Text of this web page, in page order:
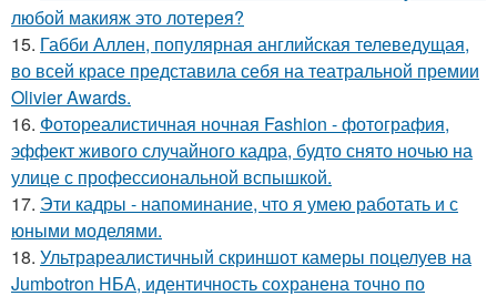
любой макияж это лотерея?
15. Габби Аллен, популярная английская телеведущая,
во всей красе представила себя на театральной премии
Olivier Awards.
16. Фотореалистичная ночная Fashion - фотография,
эффект живого случайного кадра, будто снято ночью на
улице с профессиональной вспышкой.
17. Эти кадры - напоминание, что я умею работать и с
юными моделями.
18. Ультрареалистичный скриншот камеры поцелуев на
Jumbotron НБА, идентичность сохранена точно по